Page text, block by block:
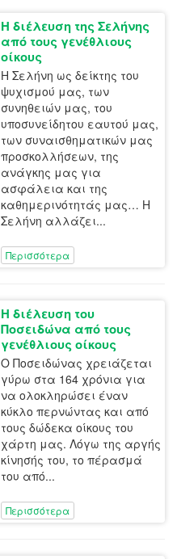
Η διέλευση της Σελήνης
από τους γενέθλιους
οίκους
Η Σελήνη ως δείκτης του
ψυχισμού μας, των
συνηθειών μας, του
υποσυνείδητου εαυτού μας,
των συναισθηματικών μας
προσκολλήσεων, της
ανάγκης μας για
ασφάλεια και της
καθημερινότητάς μας… Η
Σελήνη αλλάζει...
Περισσότερα
Η διέλευση του
Ποσειδώνα από τους
γενέθλιους οίκους
Ο Ποσειδώνας χρειάζεται
γύρω στα 164 χρόνια για
να ολοκληρώσει έναν
κύκλο περνώντας και από
τους δώδεκα οίκους του
χάρτη μας. Λόγω της αργής
κίνησής του, το πέρασμά
του από...
Περισσότερα